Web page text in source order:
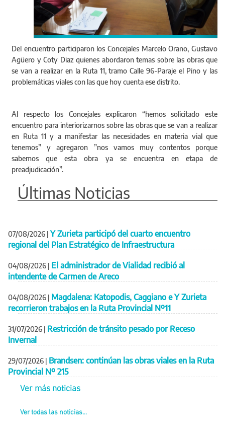
Del encuentro participaron los Concejales Marcelo Orano, Gustavo
Agüero y Coty Diaz quienes abordaron temas sobre las obras que
se van a realizar en la Ruta 11, tramo Calle 96-Paraje el Pino y las
problemáticas viales con las que hoy cuenta ese distrito.
Al respecto los Concejales explicaron “hemos solicitado este
encuentro para interiorizarnos sobre las obras que se van a realizar
en Ruta 11 y a manifestar las necesidades en materia vial que
tenemos” y agregaron ”nos vamos muy contentos porque
sabemos que esta obra ya se encuentra en etapa de
preadjudicación”.
Últimas Noticias
07/08/2026 | Y Zurieta participó del cuarto encuentro
regional del Plan Estratégico de Infraestructura
04/08/2026 | El administrador de Vialidad recibió al
intendente de Carmen de Areco
04/08/2026 | Magdalena: Katopodis, Caggiano e Y Zurieta
recorrieron trabajos en la Ruta Provincial Nº11
31/07/2026 | Restricción de tránsito pesado por Receso
Invernal
29/07/2026 | Brandsen: continúan las obras viales en la Ruta
Provincial Nº 215
Ver más noticias
Ver todas las noticias...